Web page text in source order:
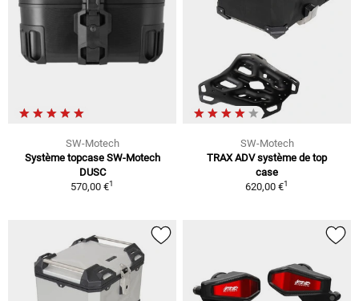
SW-Motech
Système topcase SW-Motech
DUSC
570,00 €1
SW-Motech
TRAX ADV système de top
case
620,00 €1